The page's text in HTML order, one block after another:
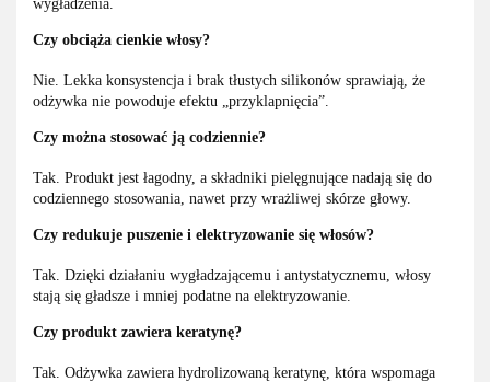
wygładzenia.
Czy obciąża cienkie włosy?
Nie. Lekka konsystencja i brak tłustych silikonów sprawiają, że
odżywka nie powoduje efektu „przyklapnięcia”.
Czy można stosować ją codziennie?
Tak. Produkt jest łagodny, a składniki pielęgnujące nadają się do
codziennego stosowania, nawet przy wrażliwej skórze głowy.
Czy redukuje puszenie i elektryzowanie się włosów?
Tak. Dzięki działaniu wygładzającemu i antystatycznemu, włosy
stają się gładsze i mniej podatne na elektryzowanie.
Czy produkt zawiera keratynę?
Tak. Odżywka zawiera hydrolizowaną keratynę, która wspomaga